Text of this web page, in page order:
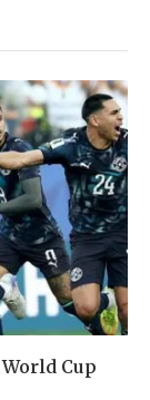
Cup